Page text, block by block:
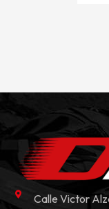
Calle Victor